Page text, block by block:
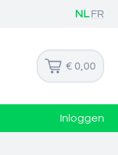
NL FR
€ 0,00
Inloggen